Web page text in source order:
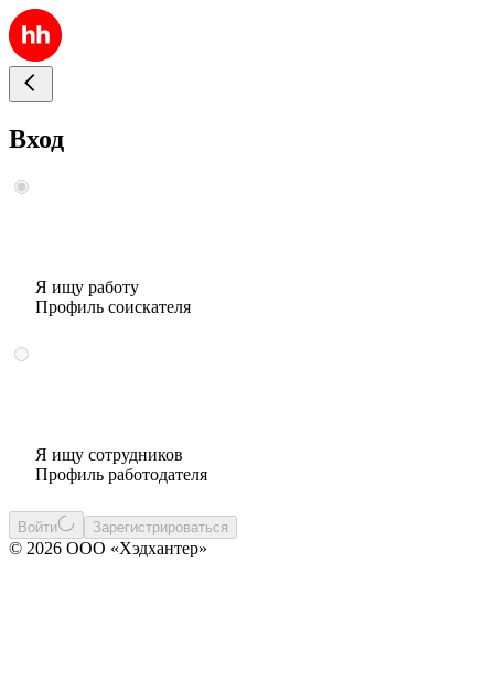
Вход
Я ищу работу
Профиль соискателя
Я ищу сотрудников
Профиль работодателя
Войти Зарегистрироваться
© 2026 ООО «Хэдхантер»